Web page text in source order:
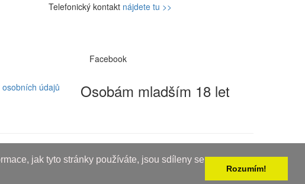
jak tyto stránky používáte, jsou sdíleny se
Rozumím!
Telefonický kontakt nájdete tu >>
údajů
Facebook
Osobám mladším 18 let